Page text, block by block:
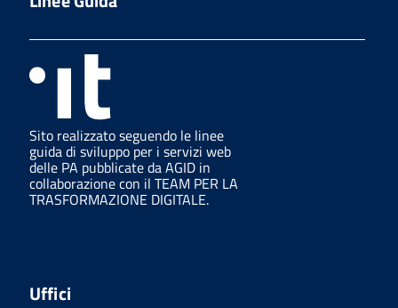
Sito realizzato seguendo le linee
guida di sviluppo per i servizi web
delle PA pubblicate da AGID in
collaborazione con il TEAM PER LA
TRASFORMAZIONE DIGITALE.
Uffici